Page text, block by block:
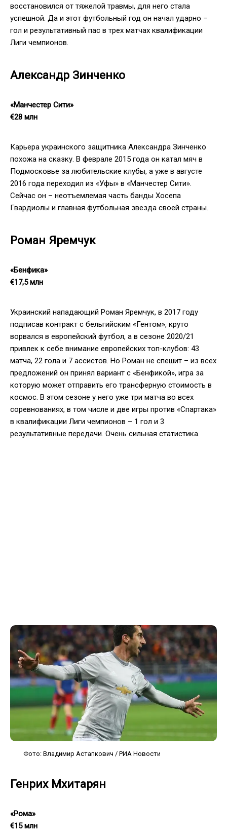
восстановился от тяжелой травмы, для него стала
успешной. Да и этот футбольный год он начал ударно –
гол и результативный пас в трех матчах квалификации
Лиги чемпионов.
Александр Зинченко
«Манчестер Сити»
€28 млн
Карьера украинского защитника Александра Зинченко
похожа на сказку. В феврале 2015 года он катал мяч в
Подмосковье за любительские клубы, а уже в августе
2016 года переходил из «Уфы» в «Манчестер Сити».
Сейчас он – неотъемлемая часть банды Хосепа
Гвардиолы и главная футбольная звезда своей страны.
Роман Яремчук
«Бенфика»
€17,5 млн
Украинский нападающий Роман Яремчук, в 2017 году
подписав контракт с бельгийским «Гентом», круто
ворвался в европейский футбол, а в сезоне 2020/21
привлек к себе внимание европейских топ-клубов: 43
матча, 22 гола и 7 ассистов. Но Роман не спешит – из всех
предложений он принял вариант с «Бенфикой», игра за
которую может отправить его трансферную стоимость в
космос. В этом сезоне у него уже три матча во всех
соревнованиях, в том числе и две игры против «Спартака»
в квалификации Лиги чемпионов – 1 гол и 3
результативные передачи. Очень сильная статистика.
Фото: Владимир Астапкович / РИА Новости
Генрих Мхитарян
«Рома»
€15 млн